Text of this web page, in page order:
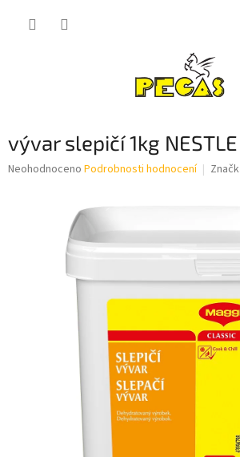
vývar slepičí 1kg
Průměrné
Neohodnoceno Podrobnosti hodnocení